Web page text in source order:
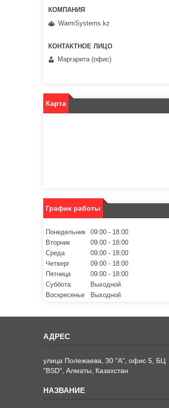
WarmSystems.kz
Маргарита (офис)
Карта
График работы
Понедельник 09:00
18:00
Вторник
09:00
18:00
Среда
09:00
18:00
Четверг
09:00
18:00
Пятница
09:00
18:00
Суббота
Выходной
Воскресенье
Выходной
улица Полежаева, 30 "А", офис 5, БЦ
"BSD", Алматы, Казахстан